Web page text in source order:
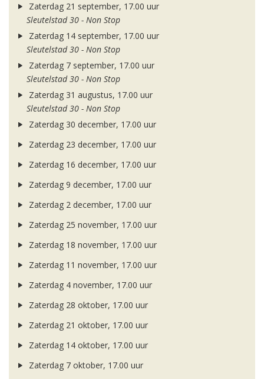
Zaterdag 21 september, 17.00 uur
Sleutelstad 30 - Non Stop
Zaterdag 14 september, 17.00 uur
Sleutelstad 30 - Non Stop
Zaterdag 7 september, 17.00 uur
Sleutelstad 30 - Non Stop
Zaterdag 31 augustus, 17.00 uur
Sleutelstad 30 - Non Stop
Zaterdag 30 december, 17.00 uur
Zaterdag 23 december, 17.00 uur
Zaterdag 16 december, 17.00 uur
Zaterdag 9 december, 17.00 uur
Zaterdag 2 december, 17.00 uur
Zaterdag 25 november, 17.00 uur
Zaterdag 18 november, 17.00 uur
Zaterdag 11 november, 17.00 uur
Zaterdag 4 november, 17.00 uur
Zaterdag 28 oktober, 17.00 uur
Zaterdag 21 oktober, 17.00 uur
Zaterdag 14 oktober, 17.00 uur
Zaterdag 7 oktober, 17.00 uur